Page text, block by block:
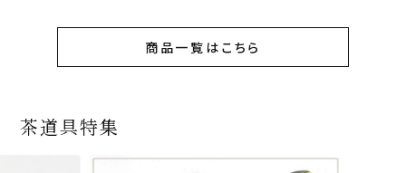
商品一覧はこちら
茶道具特集